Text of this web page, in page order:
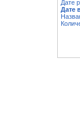
Дате
Дате